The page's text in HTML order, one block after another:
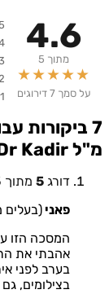
4.6
מתוך 5
★★★★★
על סמך 7 דירוגים
★
★
★
★
1 ★
7 ביקורות עבור
מ"ל Dr Kadir ד״ר קדיר
דורג 5 מתוך 5
פאני(בעלים
המסכה הזו
אהבתי את
בערב לפני
בצילומים,